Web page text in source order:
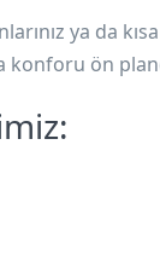
ya da
konforu ön